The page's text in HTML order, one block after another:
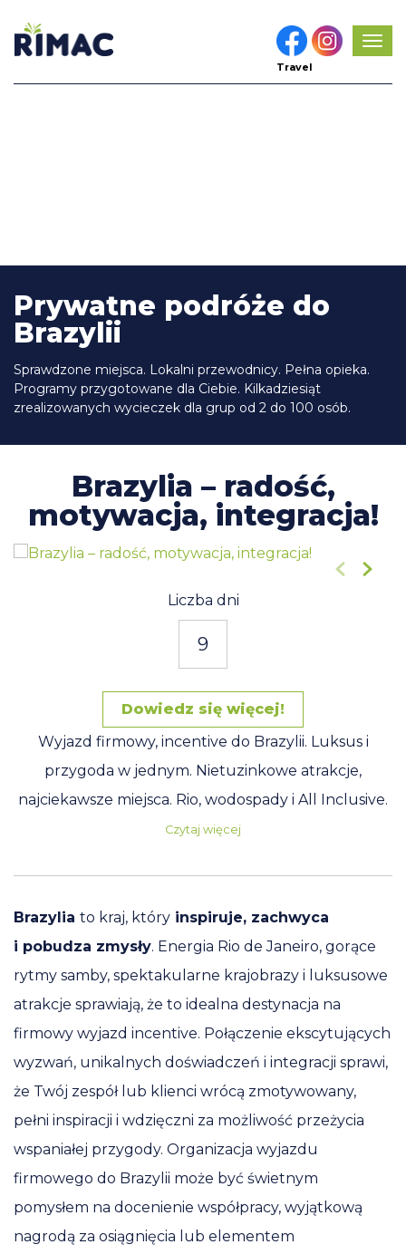
Travel
Prywatne podróże do
Brazylii
Sprawdzone miejsca. Lokalni przewodnicy. Pełna opieka.
Programy przygotowane dla Ciebie. Kilkadziesiąt
zrealizowanych wycieczek dla grup od 2 do 100 osób.
Brazylia – radość,
motywacja, integracja!
Liczba dni
9
Dowiedz się więcej!
Wyjazd firmowy, incentive do Brazylii. Luksus i
przygoda w jednym. Nietuzinkowe atrakcje,
najciekawsze miejsca. Rio, wodospady i All Inclusive.
Czytaj więcej
Brazylia to kraj, który inspiruje, zachwyca
i pobudza zmysły. Energia Rio de Janeiro, gorące
rytmy samby, spektakularne krajobrazy i luksusowe
atrakcje sprawiają, że to idealna destynacja na
firmowy wyjazd incentive. Połączenie ekscytujących
wyzwań, unikalnych doświadczeń i integracji sprawi,
że Twój zespół lub klienci wrócą zmotywowany,
pełni inspiracji i wdzięczni za możliwość przeżycia
wspaniałej przygody. Organizacja wyjazdu
firmowego do Brazylii może być świetnym
pomysłem na docenienie współpracy, wyjątkową
nagrodą za osiągnięcia lub elementem